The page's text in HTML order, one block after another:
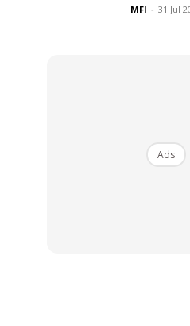
MFI - 31 Jul
Ads